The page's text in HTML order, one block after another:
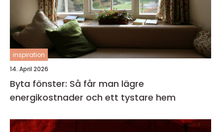
inspiration
14. April 2026
Byta fönster: Så får man lägre
energikostnader och ett tystare hem